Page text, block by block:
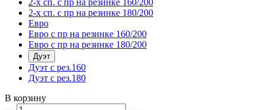
2-х сп. с пр на резинке 180/200
Евро
Евро с пр на резинке 160/200
Евро с пр на резинке 180/200
Дуэт
Дуэт с рез.160
Дуэт с рез.180
В корзину